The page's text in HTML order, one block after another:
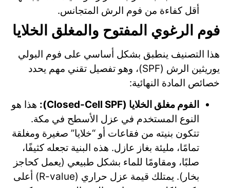
أقل كفاءة من فوم الرش المتجانس.
فوم الرغوي المفتوح والمغلق الخلايا
هذا التصنيف ينطبق بشكل أساسي على فوم البولي
يوريثين الرش (SPF)، وهو تفصيل تقني مهم يحدد
خصائص المادة النهائية:
الفوم مغلق الخلايا (Closed-Cell SPF):
هذا هو
النوع المستخدم في عزل الأسطح في مكة.
تتكون بنيته من فقاعات أو “خلايا” صغيرة ومغلقة
تمامًا، مليئة بغاز عازل. هذه البنية تجعله كثيفًا،
صلبًا، ومقاومًا للماء بشكل طبيعي (يعمل كحاجز
بخار). يمتلك قيمة عزل حراري (R-value) أعلى